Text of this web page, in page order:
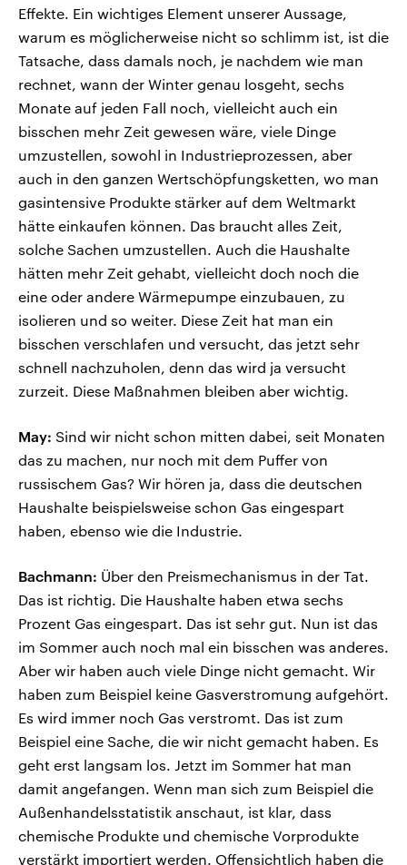
Effekte. Ein wichtiges Element unserer Aussage,
warum es möglicherweise nicht so schlimm ist, ist die
Tatsache, dass damals noch, je nachdem wie man
rechnet, wann der Winter genau losgeht, sechs
Monate auf jeden Fall noch, vielleicht auch ein
bisschen mehr Zeit gewesen wäre, viele Dinge
umzustellen, sowohl in Industrieprozessen, aber
auch in den ganzen Wertschöpfungsketten, wo man
gasintensive Produkte stärker auf dem Weltmarkt
hätte einkaufen können. Das braucht alles Zeit,
solche Sachen umzustellen. Auch die Haushalte
hätten mehr Zeit gehabt, vielleicht doch noch die
eine oder andere Wärmepumpe einzubauen, zu
isolieren und so weiter. Diese Zeit hat man ein
bisschen verschlafen und versucht, das jetzt sehr
schnell nachzuholen, denn das wird ja versucht
zurzeit. Diese Maßnahmen bleiben aber wichtig.
May: Sind wir nicht schon mitten dabei, seit Monaten
das zu machen, nur noch mit dem Puffer von
russischem Gas? Wir hören ja, dass die deutschen
Haushalte beispielsweise schon Gas eingespart
haben, ebenso wie die Industrie.
Bachmann: Über den Preismechanismus in der Tat.
Das ist richtig. Die Haushalte haben etwa sechs
Prozent Gas eingespart. Das ist sehr gut. Nun ist das
im Sommer auch noch mal ein bisschen was anderes.
Aber wir haben auch viele Dinge nicht gemacht. Wir
haben zum Beispiel keine Gasverstromung aufgehört.
Es wird immer noch Gas verstromt. Das ist zum
Beispiel eine Sache, die wir nicht gemacht haben. Es
geht erst langsam los. Jetzt im Sommer hat man
damit angefangen. Wenn man sich zum Beispiel die
Außenhandelsstatistik anschaut, ist klar, dass
chemische Produkte und chemische Vorprodukte
verstärkt importiert werden. Offensichtlich haben die